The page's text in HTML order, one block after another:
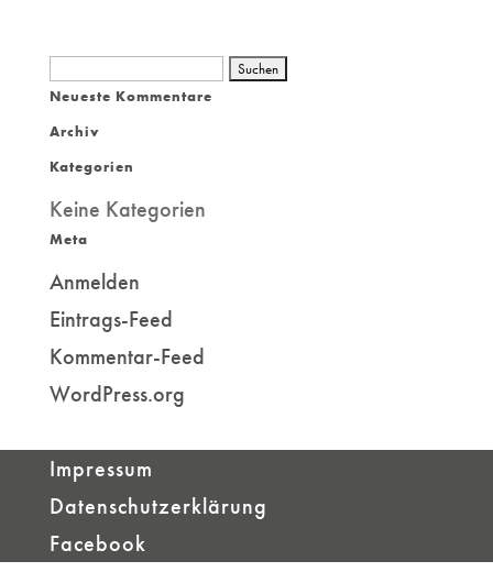
Suchen
nach:
Neueste Kommentare
Archiv
Kategorien
Keine Kategorien
Meta
Anmelden
Eintrags-Feed
Kommentar-Feed
WordPress.org
Impressum
Datenschutzerklärung
Facebook